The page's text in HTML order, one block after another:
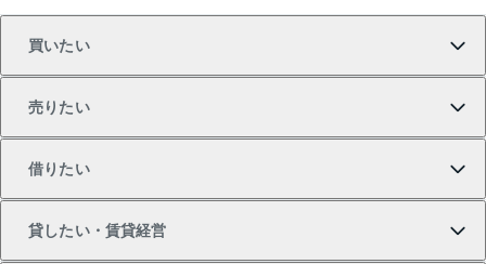
買いたい
新築・分譲マンションの購入
売りたい
マンションの売却・査定
借りたい
借りたいTOP
貸したい・賃貸経営